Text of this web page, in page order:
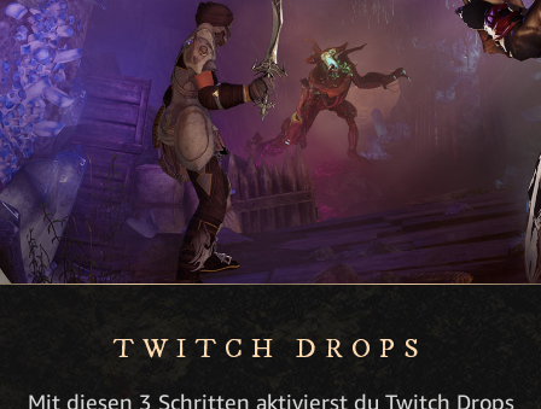
TWITCH DROPS
Mit diesen 3 Schritten aktivierst du Twitch Drops